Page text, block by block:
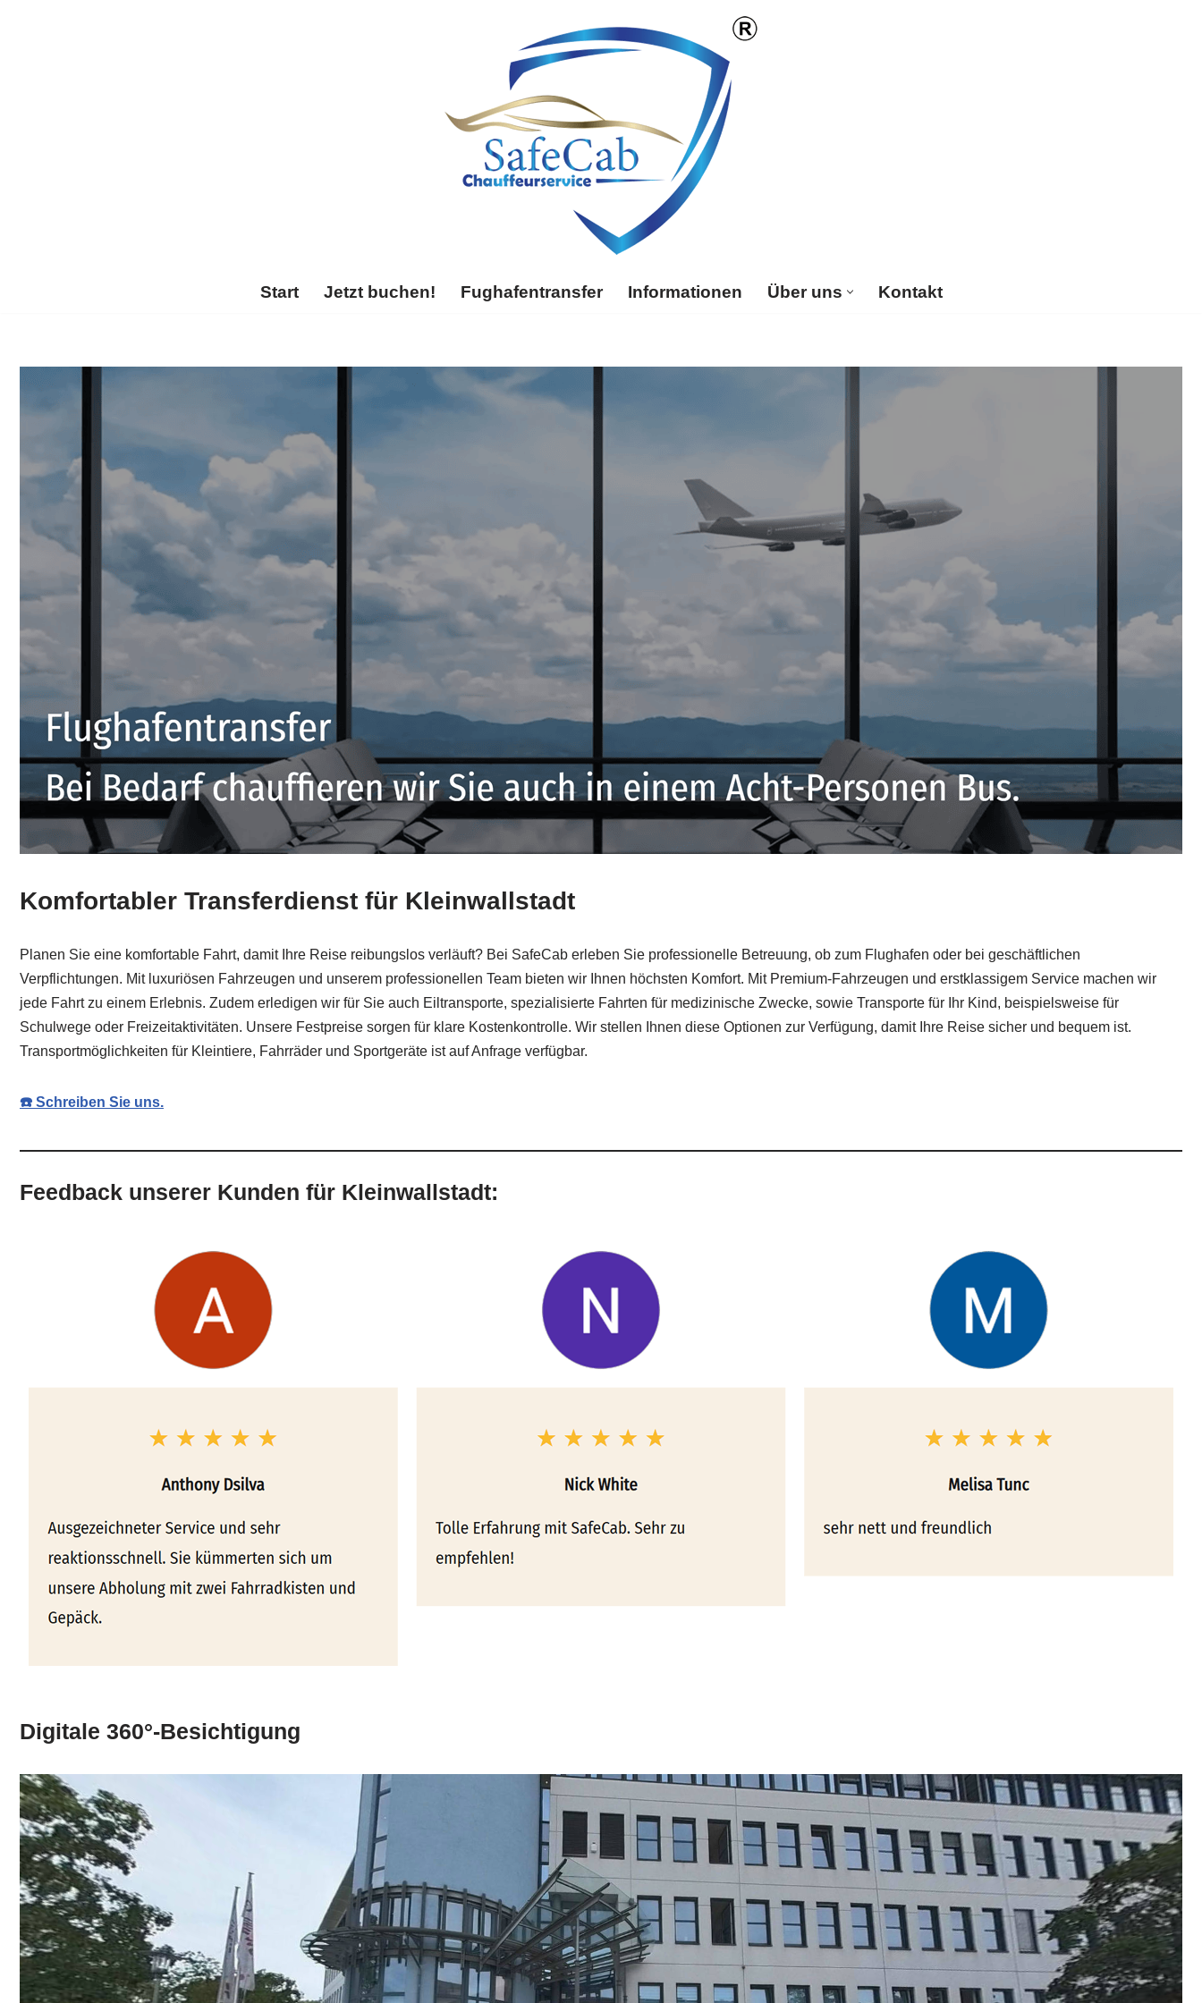
Start Jetzt buchen! Fughafentransfer Informationen Über uns Kontakt
Komfortabler Transferdienst für Kleinwallstadt
Planen Sie eine komfortable Fahrt, damit Ihre Reise reibungslos verläuft? Bei SafeCab erleben Sie professionelle Betreuung, ob zum Flughafen oder bei geschäftlichen
Verpflichtungen. Mit luxuriösen Fahrzeugen und unserem professionellen Team bieten wir Ihnen höchsten Komfort. Mit Premium-Fahrzeugen und erstklassigem Service machen wir
jede Fahrt zu einem Erlebnis. Zudem erledigen wir für Sie auch Eiltransporte, spezialisierte Fahrten für medizinische Zwecke, sowie Transporte für Ihr Kind, beispielsweise für
Schulwege oder Freizeitaktivitäten. Unsere Festpreise sorgen für klare Kostenkontrolle. Wir stellen Ihnen diese Optionen zur Verfügung, damit Ihre Reise sicher und bequem ist.
Transportmöglichkeiten für Kleintiere, Fahrräder und Sportgeräte ist auf Anfrage verfügbar.
☎️ Schreiben Sie uns.
Feedback unserer Kunden für Kleinwallstadt:
Digitale 360°-Besichtigung